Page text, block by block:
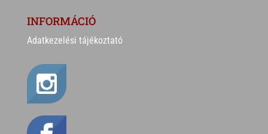
INFORMÁCIÓ
Adatkezelési tájékoztató